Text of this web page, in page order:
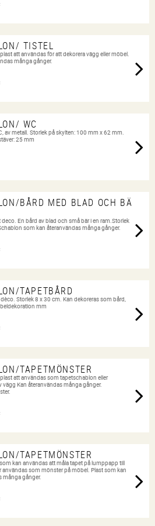
TISTEL
att användas för att dekorera vägg eller möbel.
många gånger.
WC
av metall. Storlek på skylten: 100 mm x 62 mm.
25 mm
BÅRD MED BLAD OCH BÄ
En bård av blad och små bär i en ram.Storlek
som kan återanvändas många gånger.
TAPETBÅRD
Storlek 8 x 30 cm. Kan dekoreras som bård,
mm
TAPETMÖNSTER
att användas som tapetschablon eller
vägg Kan återanvändas många gånger.
TAPETMÖNSTER
kan användas att måla tapet på lumppapp till
användas som mönster på möbel. Plast som kan
många gånger.